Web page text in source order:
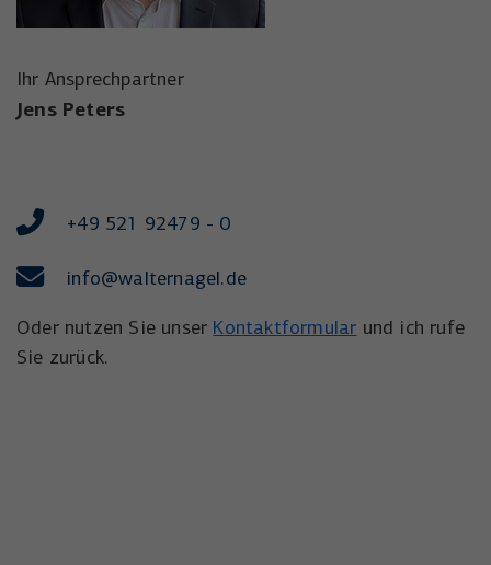
Ihr Ansprechpartner
Jens Peters
+49 521 92479 - 0
info@walternagel.de
Oder nutzen Sie unser Kontaktformular und ich rufe
Sie zurück.